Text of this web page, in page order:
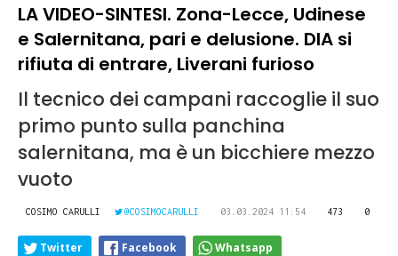
LA VIDEO-SINTESI. Zona-Lecce, Udinese
e Salernitana, pari e delusione. DIA si
rifiuta di entrare, Liverani furioso
Il tecnico dei campani raccoglie il suo
primo punto sulla panchina
salernitana, ma è un bicchiere mezzo
vuoto
COSIMO CARULLI @COSIMOCARULLI 03.03.2024 11:54 473 0
Twitter Facebook Whatsapp